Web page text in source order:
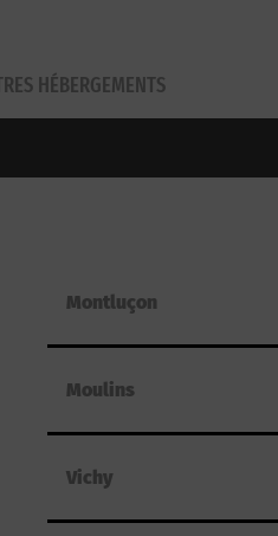
HÉBERGEMENTS
Montluçon
Moulins
Vichy